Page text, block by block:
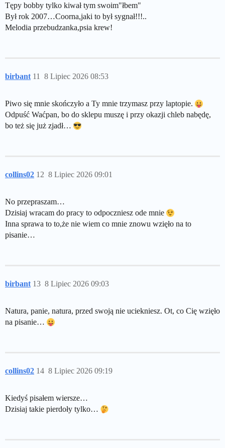
Tępy bobby tylko kiwał tym swoim"łbem"
Był rok 2007…Coorna,jaki to był sygnał!!!..
Melodia przebudzanka,psia krew!
birbant 8 Lipiec 2026 08:53
11
Piwo się mnie skończyło a Ty mnie trzymasz przy laptopie.
Odpuść Waćpan, bo do sklepu muszę i przy okazji chleb nabędę,
bo też się już zjadł…
collins02 8 Lipiec 2026 09:01
12
No przepraszam…
Dzisiaj wracam do pracy to odpoczniesz ode mnie
Inna sprawa to to,że nie wiem co mnie znowu wzięło na to
pisanie…
birbant 8 Lipiec 2026 09:03
13
Natura, panie, natura, przed swoją nie uciekniesz. Ot, co Cię wzięło
na pisanie…
collins02 8 Lipiec 2026 09:19
14
Kiedyś pisałem wiersze…
Dzisiaj takie pierdoły tylko…